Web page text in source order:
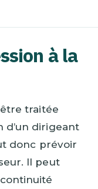
à la
traitée
d’un dirigeant
donc prévoir
Il peut